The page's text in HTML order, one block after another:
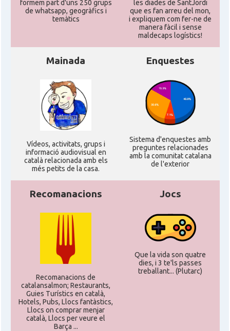
formem part d'uns 250 grups
de whatsapp, geogràfics i
temàtics
les diades de SantJordi
que es fan arreu del mon,
i expliquem com fer-ne de
manera fàcil i sense
maldecaps logí­stics!
Mainada
Ví­deos, activitats, grups i
informació audiovisual en
català relacionada amb els
més petits de la casa.
Enquestes
Sistema d'enquestes amb
preguntes relacionades
amb la comunitat catalana
de l'exterior
Recomanacions
Recomanacions de
catalansalmon; Restaurants,
Guies Turístics en català,
Hotels, Pubs, Llocs fantàstics,
Llocs on comprar menjar
català, Llocs per veure el
Barça ...
Jocs
Que la vida son quatre
dies, i 3 te'ls passes
treballant... (Plutarc)